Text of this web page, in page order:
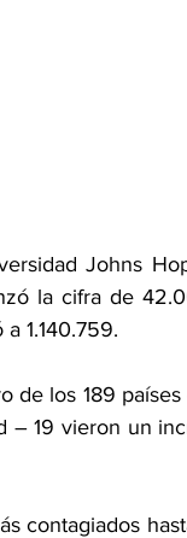
Johns
la cifra de
1.140.759.
de los 189
– 19 vieron un
contagiados